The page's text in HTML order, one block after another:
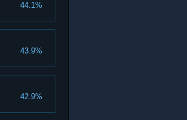
44.1%
43.9%
42.9%